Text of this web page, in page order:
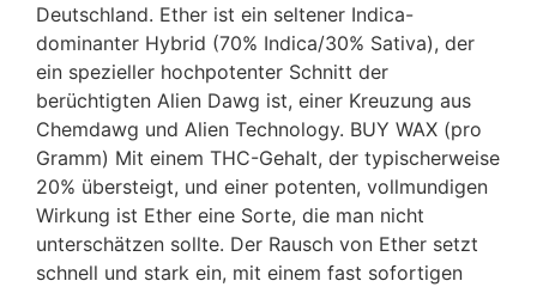
Deutschland. Ether ist ein seltener Indica-
dominanter Hybrid (70% Indica/30% Sativa), der
ein spezieller hochpotenter Schnitt der
berüchtigten Alien Dawg ist, einer Kreuzung aus
Chemdawg und Alien Technology. BUY WAX (pro
Gramm) Mit einem THC-Gehalt, der typischerweise
20% übersteigt, und einer potenten, vollmundigen
Wirkung ist Ether eine Sorte, die man nicht
unterschätzen sollte. Der Rausch von Ether setzt
schnell und stark ein, mit einem fast sofortigen